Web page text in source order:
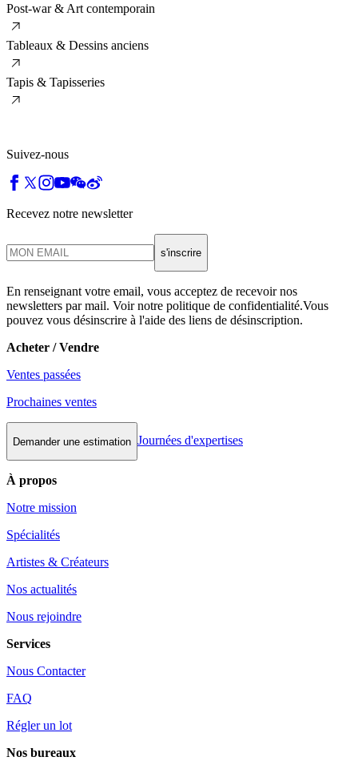
Post-war & Art contemporain
Tableaux & Dessins anciens
Tapis & Tapisseries
Suivez-nous
Recevez notre newsletter
s'inscrire
En renseignant votre email, vous acceptez de recevoir nos
newsletters par mail. Voir notre politique de confidentialité.Vous
pouvez vous désinscrire à l'aide des liens de désinscription.
Acheter / Vendre
Ventes passées
Prochaines ventes
Demander une estimation Journées d'expertises
À propos
Notre mission
Spécialités
Artistes & Créateurs
Nos actualités
Nous rejoindre
Services
Nous Contacter
FAQ
Régler un lot
Nos bureaux